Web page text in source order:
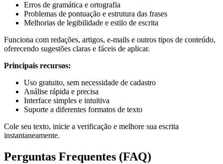
Erros de gramática e ortografia
Problemas de pontuação e estrutura das frases
Melhorias de legibilidade e estilo de escrita
Funciona com redações, artigos, e-mails e outros tipos de conteúdo,
oferecendo sugestões claras e fáceis de aplicar.
Principais recursos:
Uso gratuito, sem necessidade de cadastro
Análise rápida e precisa
Interface simples e intuitiva
Suporte a diferentes formatos de texto
Cole seu texto, inicie a verificação e melhore sua escrita
instantaneamente.
Perguntas Frequentes (FAQ)